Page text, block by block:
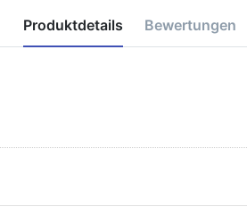
Produktdetails Bewertungen